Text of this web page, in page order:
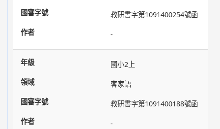
教研書字第1091400254號函
-
國小2上
客家語
教研書字第1091400188號函
-